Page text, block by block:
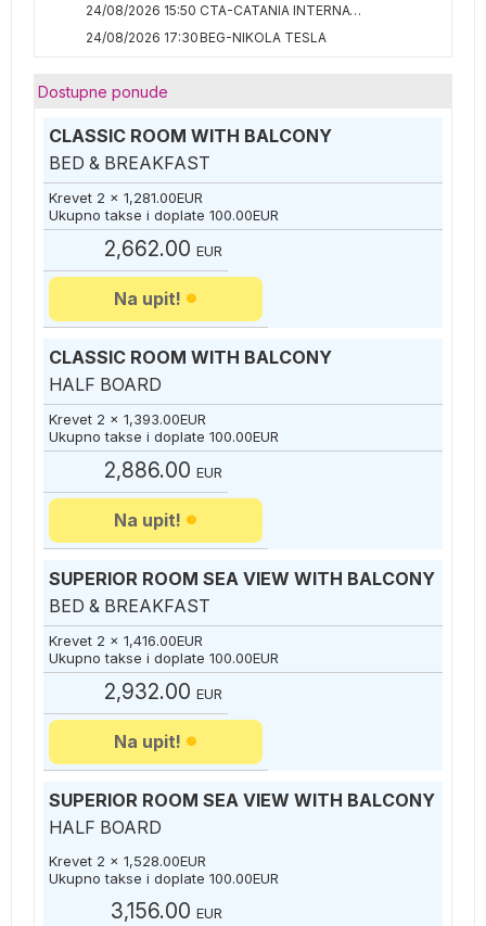
24/08/2026 15:50
CTA-CATANIA INTERNATIONAL
24/08/2026 17:30BEG-NIKOLA TESLA
Dostupne ponude
CLASSIC ROOM WITH BALCONY
BED & BREAKFAST
Krevet 2 x 1,281.00EUR
Ukupno takse i doplate 100.00EUR
2,662.00 EUR
Na upit!
CLASSIC ROOM WITH BALCONY
HALF BOARD
Krevet 2 x 1,393.00EUR
Ukupno takse i doplate 100.00EUR
2,886.00 EUR
Na upit!
SUPERIOR ROOM SEA VIEW WITH BALCONY
BED & BREAKFAST
Krevet 2 x 1,416.00EUR
Ukupno takse i doplate 100.00EUR
2,932.00 EUR
Na upit!
SUPERIOR ROOM SEA VIEW WITH BALCONY
HALF BOARD
Krevet 2 x 1,528.00EUR
Ukupno takse i doplate 100.00EUR
3,156.00 EUR